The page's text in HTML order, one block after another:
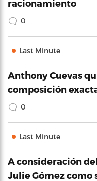
racionamiento
0
Last Minute
Anthony Cuevas
composición
0
Last Minute
A consideración
Julie Gómez como